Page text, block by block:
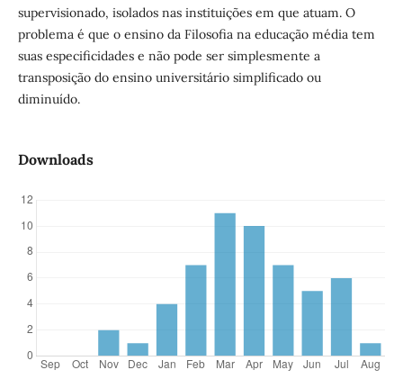
supervisionado, isolados nas instituições em que atuam. O
problema é que o ensino da Filosofia na educação média tem
suas especificidades e não pode ser simplesmente a
transposição do ensino universitário simplificado ou
diminuído.
Downloads